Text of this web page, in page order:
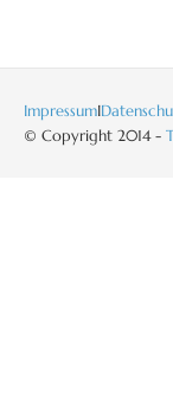
ImpressumI
© Copyright 2014 -